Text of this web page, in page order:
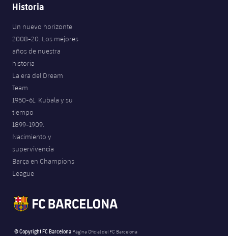
Historia
Un nuevo horizonte
2008-20. Los mejores
años de nuestra
historia
La era del Dream
Team
1950-61. Kubala y su
tiempo
1899-1909.
Nacimiento y
supervivencia
Barça en Champions
League
© Copyright FC Barcelona Página Oficial del FC Barcelona